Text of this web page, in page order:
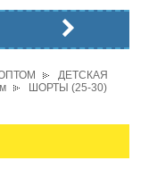
ДЕТСКАЯ
ШОРТЫ (25-30)